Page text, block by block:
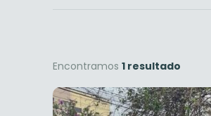
Encontramos 1 resultado